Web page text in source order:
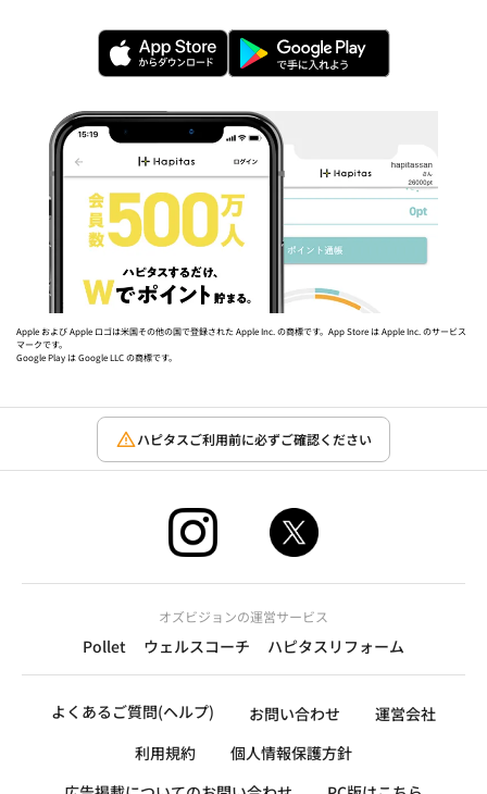
Apple および Apple ロゴは米国その他の国で登録された Apple Inc. の商標です。App Store は Apple Inc. のサービス
マークです。
Google Play は Google LLC の商標です。
ハピタスご利用前に必ずご確認ください
オズビジョンの運営サービス
Pollet ウェルスコーチ ハピタスリフォーム
よくあるご質問(ヘルプ) お問い合わせ
運営会社
利用規約
個人情報保護方針